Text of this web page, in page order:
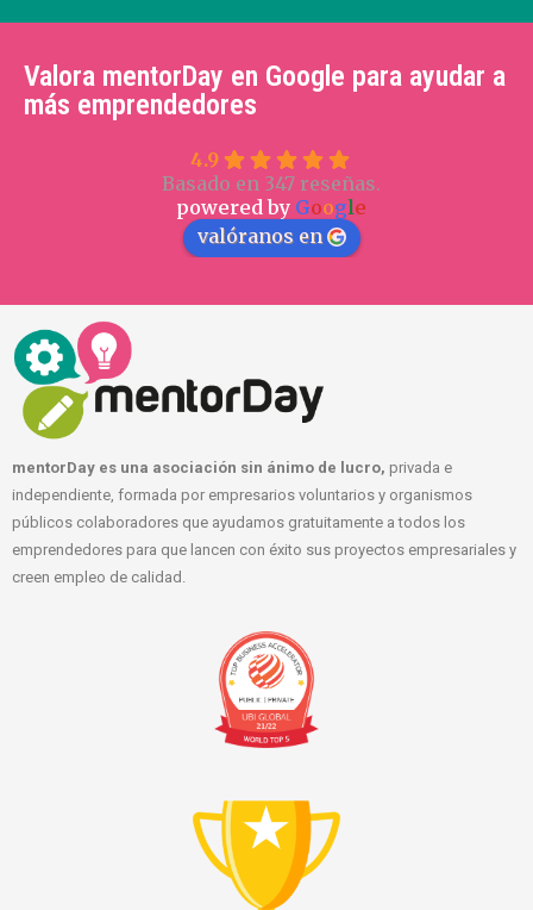
Valora mentorDay en Google para ayudar a
más emprendedores
4.9
Basado en 347 reseñas.
powered by Google
valóranos en
mentorDay es una asociación sin ánimo de lucro, privada e
independiente, formada por empresarios voluntarios y organismos
públicos colaboradores que ayudamos gratuitamente a todos los
emprendedores para que lancen con éxito sus proyectos empresariales y
creen empleo de calidad.